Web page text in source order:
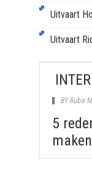
Uitvaart
Uitvaart
BYRubix
5